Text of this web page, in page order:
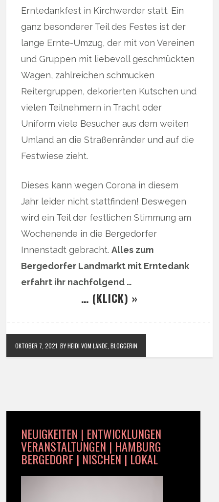
Erntedankfest in Kirchwerder statt. Ein
ganz besonderer Teil des Festes ist der
lange Ernte-Umzug, der mit von Vereinen
und Gruppen mit liebevoll geschmückten
Wagen, zahlreichen schmucken
Reitergruppen, dekorierten Kutschen und
vielen Teilnehmern in Tracht oder
Uniform viele Besucher aus dem weiten
Umland an die Straßenränder und auf die
Festwiese zieht.
Dieses kann wegen Corona in diesem
Jahr leider nicht stattfinden! Deswegen
wird ein Teil der festlichen Stimmung am
Wochenende in die Bergedorfer
Innenstadt gebracht.Alles zum
Bergedorfer Landmarkt mit Erntedank
erfahrt ihr nachfolgend …
… (KLICK) »
OKTOBER 7, 2021 BY HEIDI VOM LANDE, BLOGGERIN
NEUIGKEITEN | ENTWICKLUNGEN
VERANSTALTUNGEN | HAMBURG
BERGEDORF | NISCHEN | LOKAL